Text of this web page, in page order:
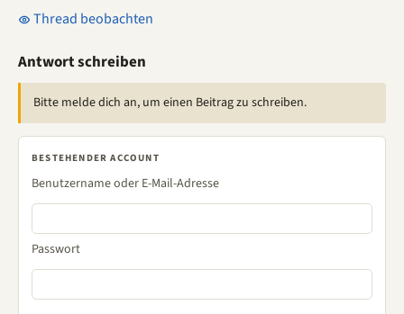
Thread beobachten
Antwort schreiben
Bitte melde dich an, um einen Beitrag zu schreiben.
BESTEHENDER ACCOUNT
Benutzername oder E-Mail-Adresse
Passwort